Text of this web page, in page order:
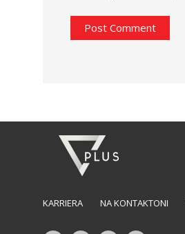
KARRIERA NA KONTAKTONI